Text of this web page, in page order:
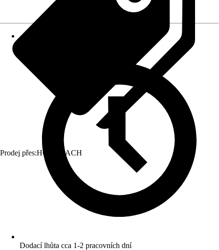
Prodej přes:HORNBACH
Dodací lhůta cca 1-2 pracovních dní